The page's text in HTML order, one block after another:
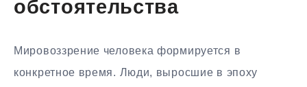
обстоятельства
Мировоззрение человека формируется в
конкретное время. Люди, выросшие в эпоху